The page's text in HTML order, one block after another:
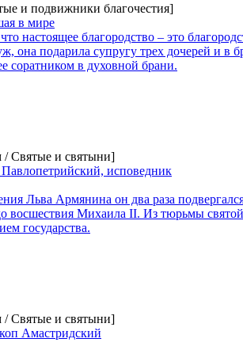
и подвижники благочестия]
в мире
настоящее благородство – это
она подарила супругу трех дочерей и в
соратником в духовной брани.
/ Святые и святыни]
исповедник
Льва Армянина он два раза
восшествия Михаила II. Из тюрьмы
государства.
/ Святые и святыни]
Амастридский